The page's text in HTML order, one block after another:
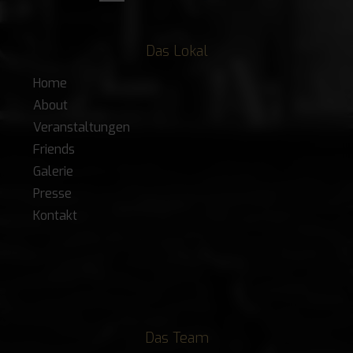
Das Lokal
Home
About
Veranstaltungen
Friends
Galerie
Presse
Kontakt
Das Team